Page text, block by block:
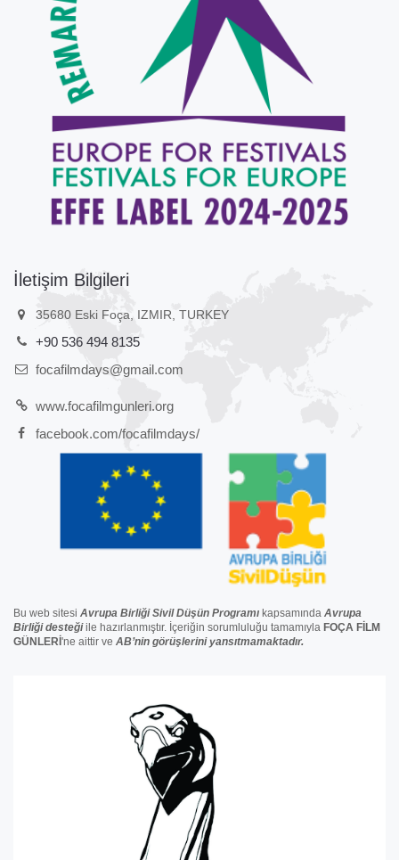
İletişim Bilgileri
35680 Eski Foça, IZMIR, TURKEY
+90 536 494 8135
focafilmdays@gmail.com
www.focafilmgunleri.org
facebook.com/focafilmdays/
Bu web sitesi Avrupa Birliği Sivil Düşün Programı kapsamında Avrupa
Birliğidesteğiile hazırlanmıştır. İçeriğin sorumluluğu tamamıyla FOÇA FİLM
GÜNLERİ 'ne aittir ve AB’nin görüşlerini yansıtmamaktadır.